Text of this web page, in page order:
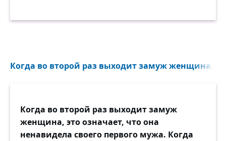
Я люблю — в том нет вины —
Когда во второй раз выходит замуж женщина,
Когда во второй раз выходит замуж
женщина, это означает, что она
ненавидела своего первого мужа. Когда